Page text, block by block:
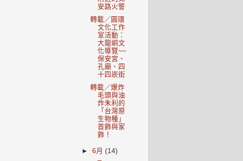
安路火警
轉載／圓環
文化工作
室活動：
大龍峒文
化導覽~~
保安宮、
孔廟、四
十四崁街
轉載／爆炸
毛頭與油
炸朱利的
「台灣原
生物種」
首飾與家
飾！
►6月 (14)